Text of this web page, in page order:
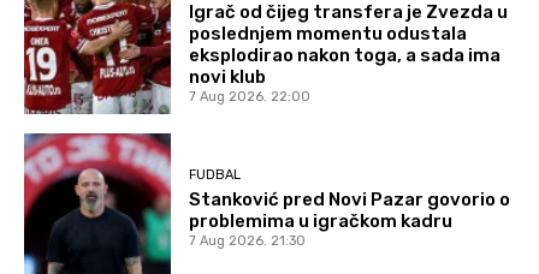
Igrač od čijeg transfera je Zvezda u
poslednjem momentu odustala
eksplodirao nakon toga, a sada ima
novi klub
7 Aug 2026. 22:00
FUDBAL
Stanković pred Novi Pazar govorio o
problemima u igračkom kadru
7 Aug 2026. 21:30